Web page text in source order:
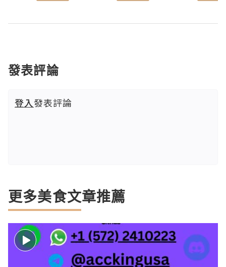
發表評論
登入發表評論
更多美食文章推薦